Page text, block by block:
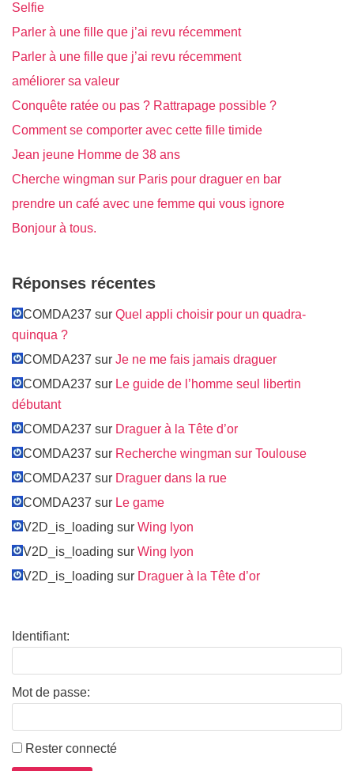
Selfie
Parler à une fille que j’ai revu récemment
Parler à une fille que j’ai revu récemment
améliorer sa valeur
Conquête ratée ou pas ? Rattrapage possible ?
Comment se comporter avec cette fille timide
Jean jeune Homme de 38 ans
Cherche wingman sur Paris pour draguer en bar
prendre un café avec une femme qui vous ignore
Bonjour à tous.
Réponses récentes
COMDA237 sur Quel appli choisir pour un quadra-
quinqua ?
COMDA237 sur Je ne me fais jamais draguer
COMDA237 sur Le guide de l’homme seul libertin
débutant
COMDA237 sur Draguer à la Tête d’or
COMDA237 sur Recherche wingman sur Toulouse
COMDA237 sur Draguer dans la rue
COMDA237 sur Le game
V2D_is_loading sur Wing lyon
V2D_is_loading sur Wing lyon
V2D_is_loading sur Draguer à la Tête d’or
Identifiant:
Mot de passe:
Rester connecté